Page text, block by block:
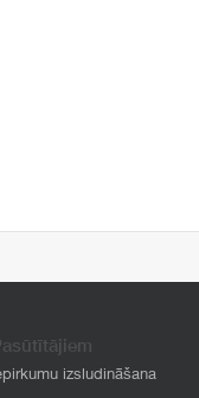
izsludināšana